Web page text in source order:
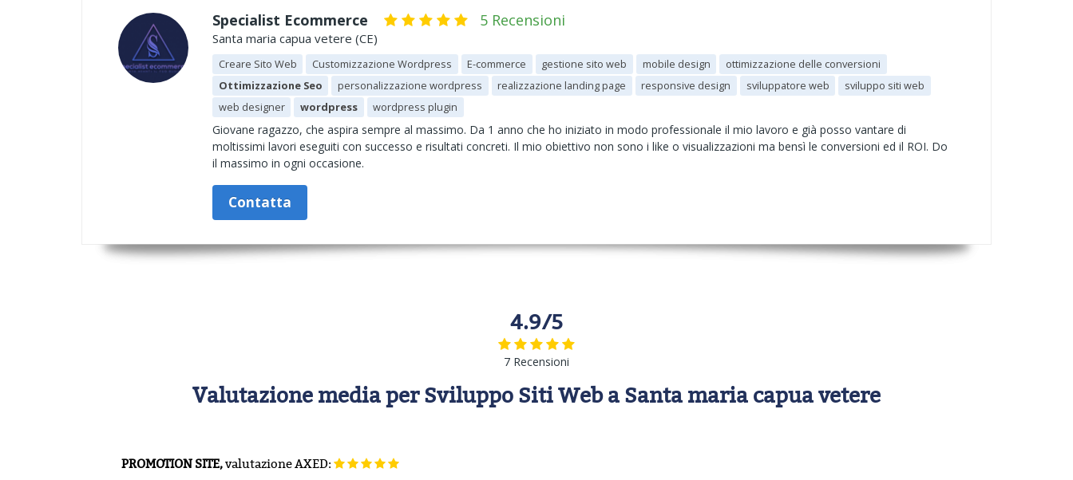
Specialist Ecommerce 5 Recensioni
Santa maria capua vetere (CE)
Creare Sito Web Customizzazione Wordpress E-commerce gestione sito web mobile design
ottimizzazione delle conversioni
Ottimizzazione Seo
personalizzazione wordpress realizzazione landing page responsive design sviluppatore web
sviluppo siti web
web designer
wordpress wordpress plugin
Giovane ragazzo, che aspira sempre al massimo. Da 1 anno che ho iniziato in modo professionale il mio lavoro e già posso vantare di
moltissimi lavori eseguiti con successo e risultati concreti. Il mio obiettivo non sono i like o visualizzazioni ma bensì le conversioni ed il ROI. Do
il massimo in ogni occasione.
Contatta
4.9/5
7 Recensioni
Valutazione media per Sviluppo Siti Web a Santa maria capua vetere
PROMOTION SITE,valutazioneAXED: